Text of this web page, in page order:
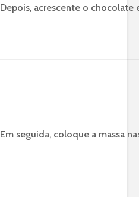
Depois, acrescente o chocolate
Em seguida, coloque a massa